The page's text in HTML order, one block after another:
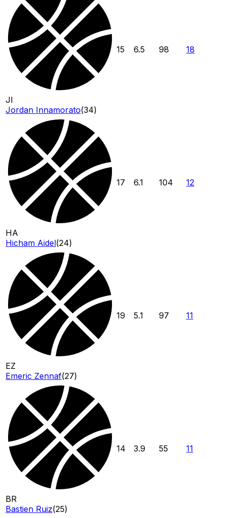
JI
Jordan Innamorato(34)
15 6.5 98 18
HA
Hicham Aidel(24)
17 6.1 104 12
EZ
Emeric Zennaf(27)
19 5.1 97 11
BR
Bastien Ruiz(25)
14 3.9 55 11